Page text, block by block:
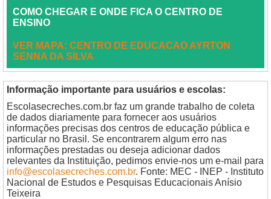
COMO CHEGAR E ONDE FICA O CENTRO DE
ENSINO
VER MAPA: CENTRO DE EDUCACAO AYRTON
SENNA DA SILVA
Informação importante para usuários e escolas:
Escolasecreches.com.br faz um grande trabalho de coleta
de dados diariamente para fornecer aos usuários
informações precisas dos centros de educação pública e
particular no Brasil. Se encontrarem algum erro nas
informações prestadas ou deseja adicionar dados
relevantes da Instituição, pedimos envie-nos um e-mail para
info@escolasecreches.com.br. Fonte: MEC - INEP - Instituto
Nacional de Estudos e Pesquisas Educacionais Anísio
Teixeira